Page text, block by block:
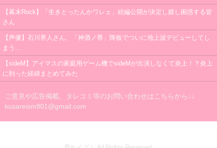
【幕末Rock】「生きとったんかワレェ」続編公開が決定し嬉し困惑する皆
さん
【声優】石川界人さん、「神酒ノ尊」降板でついに地上波デビューしてし
まう…
【sideM】アイマスの家庭用ゲーム機でsideMが出演しなくて炎上！？炎上
に到った経緯まとめてみた
ご意見や広告掲載、タレコミ等のお問い合わせはこちらから↓↓
kusareism801@gmail.com